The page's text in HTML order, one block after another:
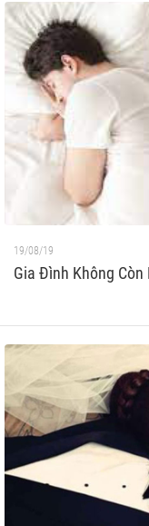
19/08/19
Gia Đình Không Còn